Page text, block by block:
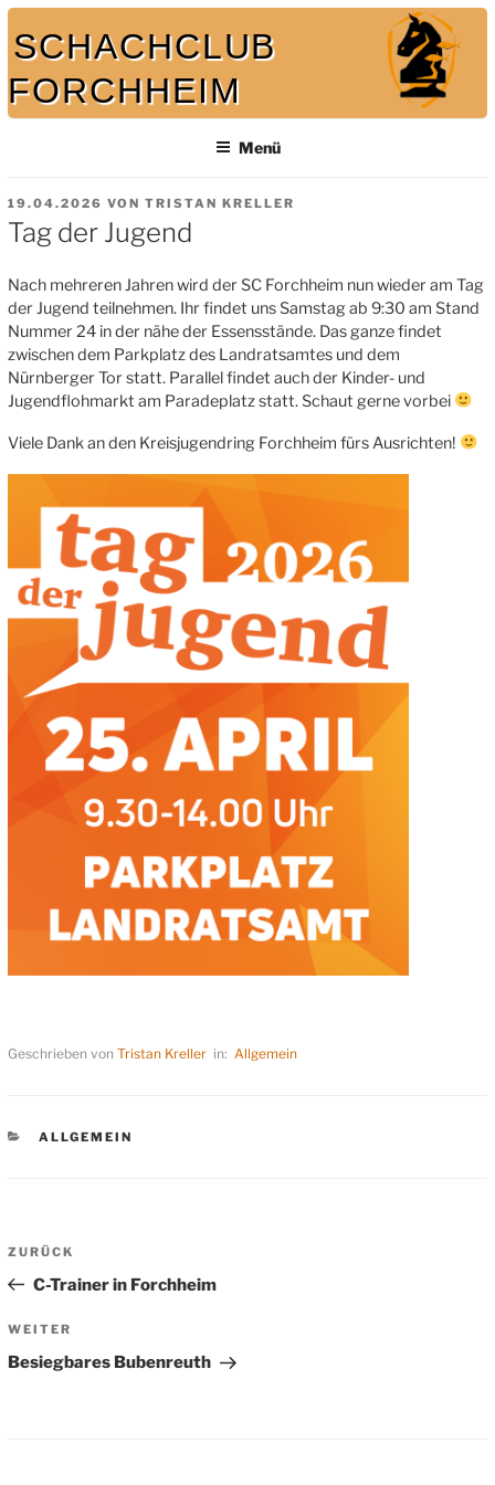
Zum
Inhalt
springen
SCHACHCLUB
FORCHHEIM
Menü
VERÖFFENTLICHT
AM
19.04.2026 VONTRISTAN KRELLER
Tag der Jugend
Nach mehreren Jahren wird der SC Forchheim nun wieder am Tag
der Jugend teilnehmen. Ihr findet uns Samstag ab 9:30 am Stand
Nummer 24 in der nähe der Essensstände. Das ganze findet
zwischen dem Parkplatz des Landratsamtes und dem
Nürnberger Tor statt. Parallel findet auch der Kinder- und
Jugendflohmarkt am Paradeplatz statt. Schaut gerne vorbei
Viele Dank an den Kreisjugendring Forchheim fürs Ausrichten!
Geschrieben vonTristan Kreller in: Allgemein
KATEGORIEN
ALLGEMEIN
Beitragsnavigation
Vorheriger
Beitrag
ZURÜCK
C-Trainer in Forchheim
Nächster
Beitrag
WEITER
Besiegbares Bubenreuth